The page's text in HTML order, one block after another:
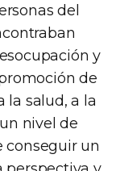
del
y
de
la salud, a la
nivel de
conseguir un